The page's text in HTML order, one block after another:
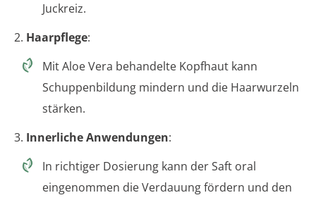
Juckreiz.
2. Haarpflege:
Mit Aloe Vera behandelte Kopfhaut kann
Schuppenbildung mindern und die Haarwurzeln
stärken.
3. Innerliche Anwendungen:
In richtiger Dosierung kann der Saft oral
eingenommen die Verdauung fördern und den